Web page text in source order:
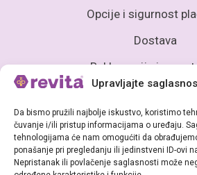
Upravljajte
Da bismo pružili najbolje iskustvo, koristimo
čuvanje i/ili pristup informacijama o uređaju.
tehnologijama će nam omogućiti da
ponašanje pri pregledanju ili jedinstveni ID-ovi
Nepristanak ili povlačenje saglasnosti može
Opcije i sigurnost
Dostava
Reklamacije i
Sva prava zadržana (c) Revita BiH -